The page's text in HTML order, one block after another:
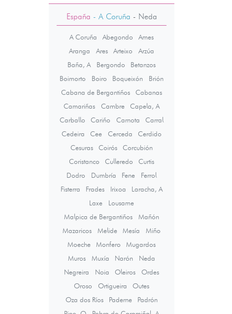
España - A Coruña - Neda
A Coruña Abegondo
Ames
Aranga
Ares Arteixo
Arzúa
Baña, A
Bergondo
Betanzos
Boimorto
Boiro Boqueixón
Brión
Cabana de Bergantiños
Cabanas
Camariñas
Cambre
Capela, A
Carballo
Cariño Carnota
Carral
Cedeira
Cee Cerceda
Cerdido
Cesuras
Coirós
Corcubión
Coristanco
Culleredo
Curtis
Dodro
Dumbría Fene
Ferrol
Fisterra
Frades Irixoa
Laracha, A
Laxe
Lousame
Malpica de Bergantiños
Mañón
Mazaricos
Melide Mesía
Miño
Moeche
Monfero
Mugardos
Muros
Muxía Narón
Neda
Negreira
Noia Oleiros
Ordes
Oroso
Ortigueira
Outes
Oza dos Ríos
Paderne
Padrón